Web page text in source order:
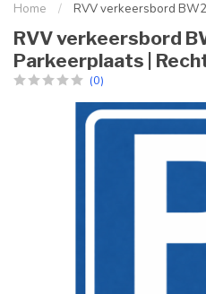
Home / RVV verkeersbord
RVV verkeersbord
Parkeerplaats |
(0)